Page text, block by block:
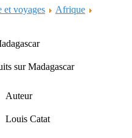
et voyages
Afrique
sur Madagascar
Auteur
Louis Catat